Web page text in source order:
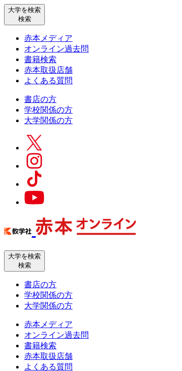
大学を検索
検索
赤本メディア
オンライン過去問
書籍検索
赤本取扱店舗
よくある質問
書店の方
学校関係の方
大学関係の方
大学を検索
検索
書店の方
学校関係の方
大学関係の方
赤本メディア
オンライン過去問
書籍検索
赤本取扱店舗
よくある質問